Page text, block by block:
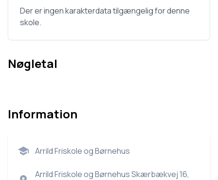
Der er ingen karakterdata tilgængelig for denne
skole.
Nøgletal
Information
Arrild Friskole og Børnehus
Arrild Friskole og Børnehus Skærbækvej 16,